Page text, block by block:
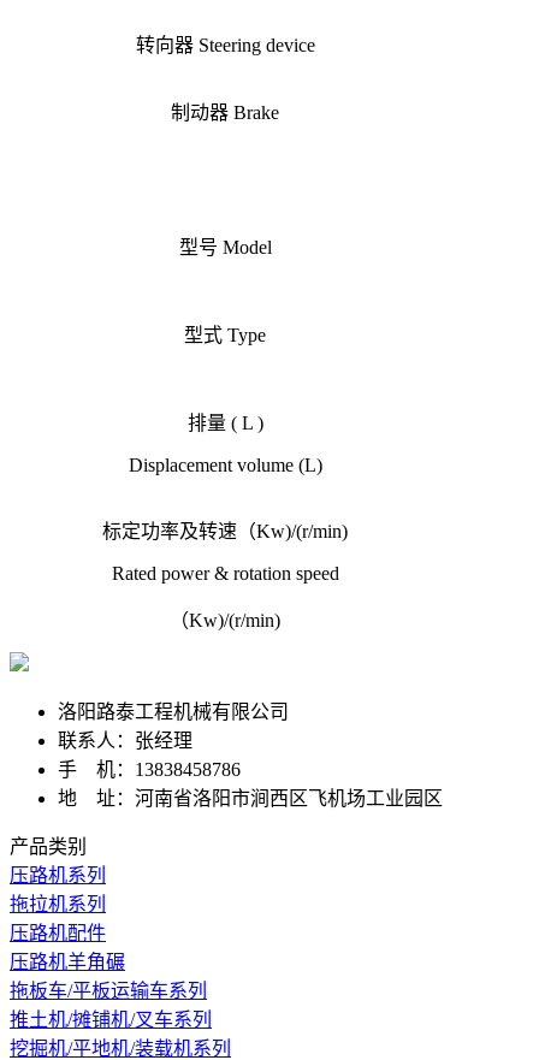
转向器Steering device
制动器 Brake
型号 Model
型式 Type
排量( L )
Displacement volume (L)
标定功率及转速（Kw)/(r/min)
Rated power & rotation speed
（Kw)/(r/min)
洛阳路泰工程机械有限公司
联系人：张经理
手 机：13838458786
地 址：河南省洛阳市涧西区飞机场工业园区
产品类别
压路机系列
拖拉机系列
压路机配件
压路机羊角碾
拖板车/平板运输车系列
推土机/摊铺机/叉车系列
挖掘机/平地机/装载机系列